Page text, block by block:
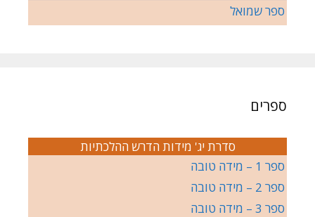
ספר שמואל
ספרים
סדרת יג' מידות הדרש ההלכתיות
ספר 1 – מידה טובה
ספר 2 – מידה טובה
ספר 3 – מידה טובה